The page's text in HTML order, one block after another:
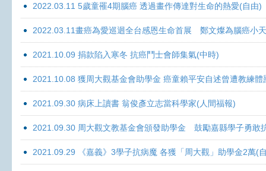
2022.03.11 5歲童罹4期腦癌 透過畫作傳達對生命的熱愛(自由)
2022.03.11畫癌為愛巡迴全台感恩生命首展 鄭文燦為腦癌小
2021.10.09 捐款陷入寒冬 抗癌鬥士會師集氣(中時)
2021.10.08 獲周大觀基金會助學金 癌童賴平安自述曾遭教練體
2021.09.30 病床上讀書 翁俊彥立志當科學家(人間福報)
2021.09.30 周大觀文教基金會頒發助學金 鼓勵嘉縣學子勇敢
2021.09.29 《嘉義》3學子抗病魔 各獲「周大觀」助學金2萬(